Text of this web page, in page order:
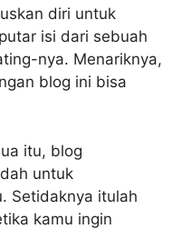
diri untuk
isi dari sebuah
nya. Menariknya,
blog ini bisa
itu, blog
untuk
Setidaknya itulah
kamu ingin